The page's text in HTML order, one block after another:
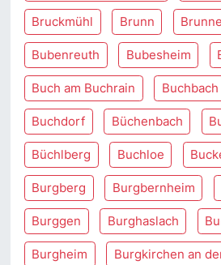
Bruckmühl Brunn
Bubenreuth Bubesheim
Buch am Buchrain Buchbach
Buchdorf Büchenbach
Büchlberg Buchloe
Burgberg Burgbernheim
Burggen Burghaslach
Burgheim Burgkirchen an